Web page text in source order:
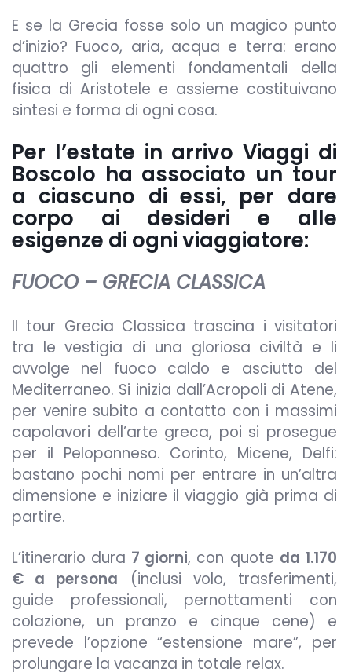
E se la Grecia fosse solo un magico punto
d’inizio? Fuoco, aria, acqua e terra: erano
quattro gli elementi fondamentali della
fisica di Aristotele e assieme costituivano
sintesi e forma di ogni cosa.
Per l’estate in arrivo Viaggi di
Boscolo ha associato un tour
a ciascuno di essi, per dare
corpo ai desideri e alle
esigenze di ogni viaggiatore:
FUOCO – GRECIA CLASSICA
Il tour Grecia Classica trascina i visitatori
tra le vestigia di una gloriosa civiltà e li
avvolge nel fuoco caldo e asciutto del
Mediterraneo. Si inizia dall’Acropoli di Atene,
per venire subito a contatto con i massimi
capolavori dell’arte greca, poi si prosegue
per il Peloponneso. Corinto, Micene, Delfi:
bastano pochi nomi per entrare in un’altra
dimensione e iniziare il viaggio già prima di
partire.
L’itinerario dura 7 giorni, con quote da 1.170
€ a persona (inclusi volo, trasferimenti,
guide professionali, pernottamenti con
colazione, un pranzo e cinque cene) e
prevede l’opzione “estensione mare”, per
prolungare la vacanza in totale relax.